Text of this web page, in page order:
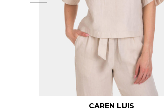
CAREN LUIS